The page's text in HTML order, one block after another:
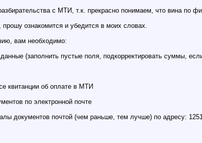
с МТИ, т.к. прекрасно понимаем, что вина по
ознакомится и убедится в моих словах.
вам необходимо:
(заполнить пустые поля, подкорректировать суммы,
квитанции об оплате в МТИ
по электронной почте
документов почтой (чем раньше, тем лучше) по адресу: